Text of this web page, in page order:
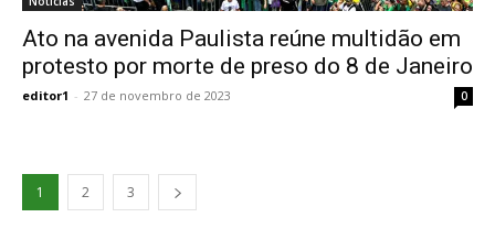
Ato na avenida Paulista reúne multidão em
protesto por morte de preso do 8 de Janeiro
editor1 - 27 de novembro de 2023 0
1 2 3